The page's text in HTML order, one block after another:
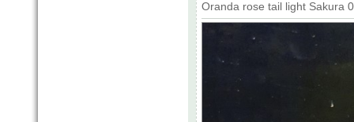
Oranda rose tail light Sakura